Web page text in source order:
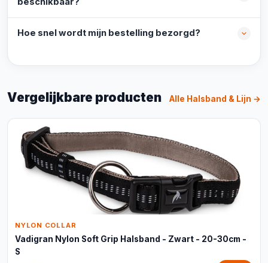
Hoe snel wordt mijn bestelling bezorgd?
Vergelijkbare producten Alle Halsband & Lijn →
NYLON COLLAR
Vadigran Nylon Soft Grip Halsband - Zwart - 20-30cm -
S